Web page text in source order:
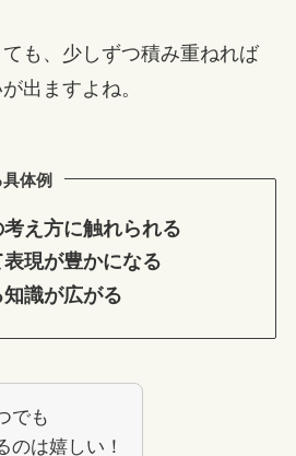
も、少しずつ積み重ねれば
出ますよね。
体例
え方に触れられる
現が豊かになる
識が広がる
でも
のは嬉しい！